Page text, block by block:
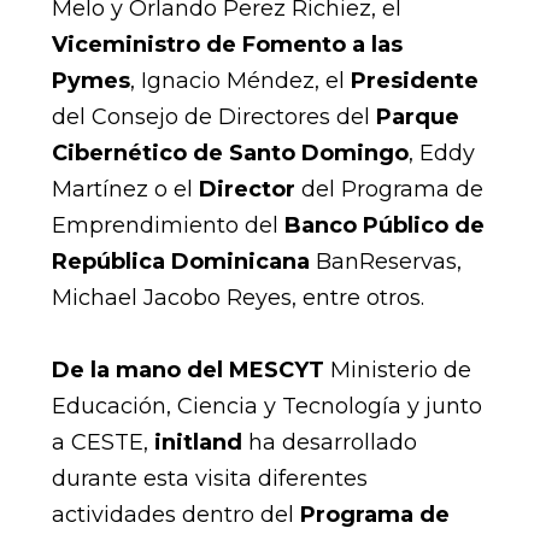
Melo y Orlando Perez Richiez, el
Viceministro de Fomento a las
Pymes, Ignacio Méndez, el Presidente
del Consejo de Directores del Parque
Cibernético de Santo Domingo, Eddy
Martínez o el Director del Programa de
Emprendimiento del Banco Público de
República Dominicana BanReservas,
Michael Jacobo Reyes, entre otros.
De la mano del MESCYT Ministerio de
Educación, Ciencia y Tecnología y junto
a CESTE, initland ha desarrollado
durante esta visita diferentes
actividades dentro del Programa de